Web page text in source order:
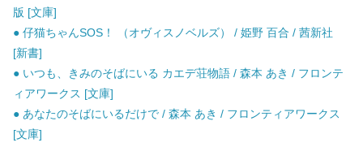
版 [文庫]
● 仔猫ちゃんSOS！ （オヴィスノベルズ） / 姫野 百合 / 茜新社
[新書]
● いつも、きみのそばにいる カエデ荘物語 / 森本 あき / フロンテ
ィアワークス [文庫]
● あなたのそばにいるだけで / 森本 あき / フロンティアワークス
[文庫]